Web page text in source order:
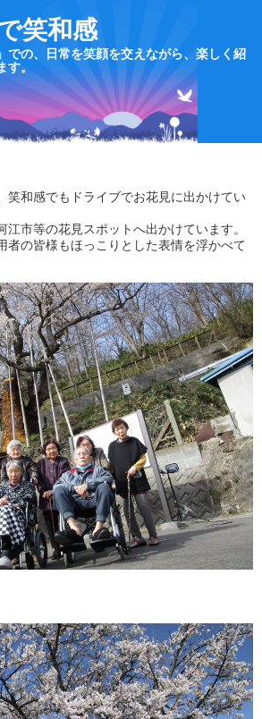
笑和感
での、日常を笑顔を交えながら、楽しく紹
す。
笑和感でもドライブでお花見に出かけてい
江市等の花見スポットへ出かけています。
者の皆様もほっこりとした表情を浮かべて